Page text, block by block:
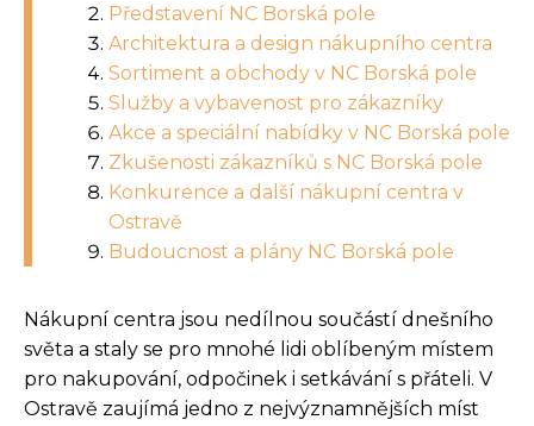
Představení NC Borská pole
Architektura a design nákupního centra
Sortiment a obchody v NC Borská pole
Služby a vybavenost pro zákazníky
Akce a speciální nabídky v NC Borská pole
Zkušenosti zákazníků s NC Borská pole
Konkurence a další nákupní centra v
Ostravě
Budoucnost a plány NC Borská pole
Nákupní centra jsou nedílnou součástí dnešního
světa a staly se pro mnohé lidi oblíbeným místem
pro nakupování, odpočinek i setkávání s přáteli. V
Ostravě zaujímá jedno z nejvýznamnějších míst